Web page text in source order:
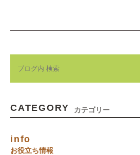
CATEGORY カテゴリー
info
お役立ち情報